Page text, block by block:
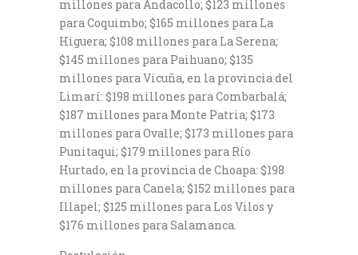
millones para Andacollo; $123 millones
para Coquimbo; $165 millones para La
Higuera; $108 millones para La Serena;
$145 millones para Paihuano; $135
millones para Vicuña, en la provincia del
Limarí: $198 millones para Combarbalá;
$187 millones para Monte Patria; $173
millones para Ovalle; $173 millones para
Punitaqui; $179 millones para Río
Hurtado, en la provincia de Choapa: $198
millones para Canela; $152 millones para
Illapel; $125 millones para Los Vilos y
$176 millones para Salamanca.